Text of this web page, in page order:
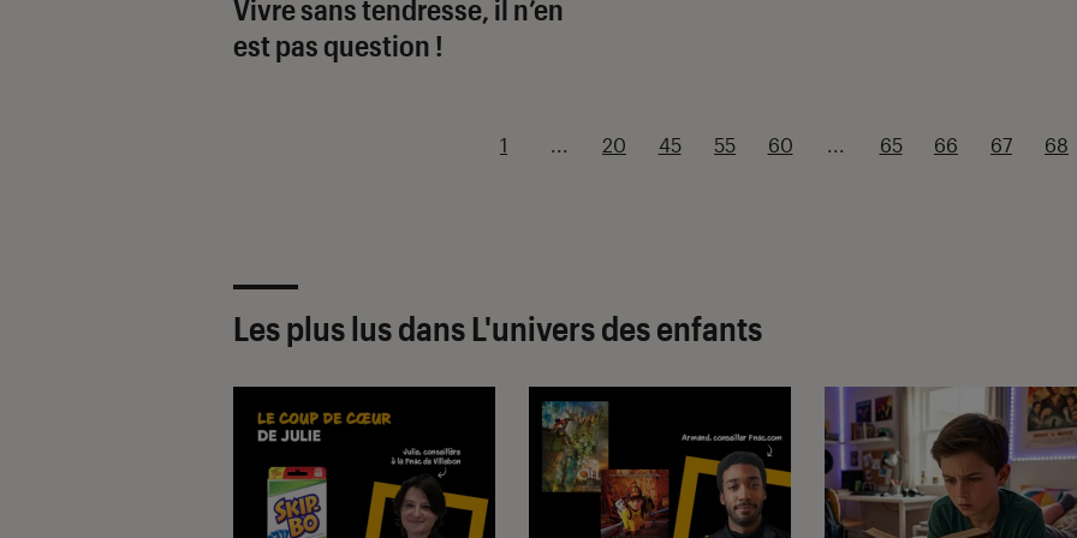
Vivre sans tendresse, il n’en
est pas question !
1 ... 20 45 55 60 ... 65 66 67 68
Les plus lus dans L'univers des enfants